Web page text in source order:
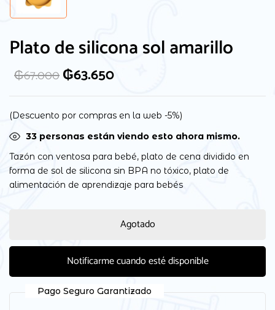
Plato de silicona sol amarillo
₲67.000₲63.650
(Descuento por compras en la web -5%)
32 personas están viendo esto ahora mismo.
Tazón con ventosa para bebé, plato de cena dividido en
forma de sol de silicona sin BPA no tóxico, plato de
alimentación de aprendizaje para bebés
Agotado
Notificarme cuando esté disponible
Pago Seguro Garantizado
vez que comente.